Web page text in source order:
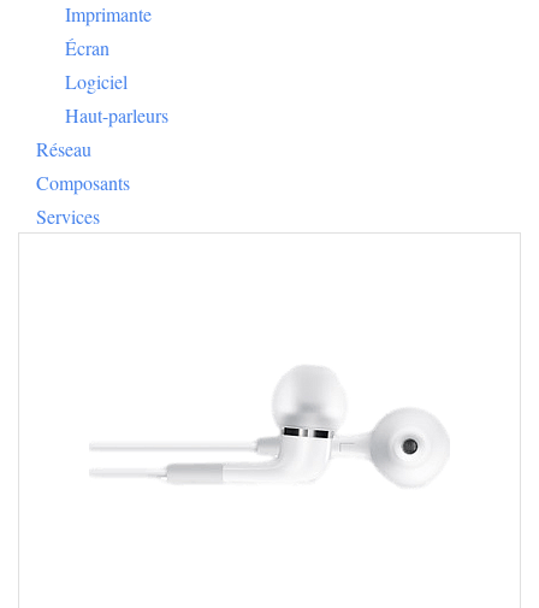
Imprimante
Écran
Logiciel
Haut-parleurs
Réseau
Composants
Services